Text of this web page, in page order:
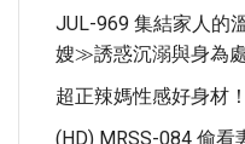
JUL-969 集結家人的
嫂≫誘惑沉溺與身為
超正辣媽性感好身材
(HD) MRSS-084 偷